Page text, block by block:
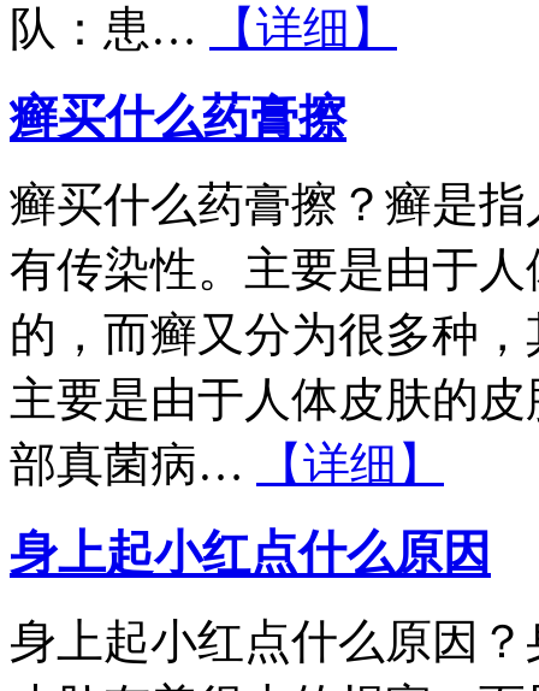
队：患…
【详细】
癣买什么药膏擦
癣买什么药膏擦？癣是
有传染性。主要是由于
的，而癣又分为很多种
主要是由于人体皮肤的
部真菌病…
【详细】
身上起小红点什么原因
身上起小红点什么原因